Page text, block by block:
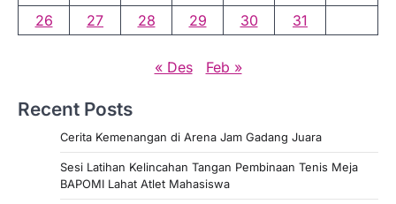
26
27 28 29 30 31
« Des Feb »
Recent Posts
Cerita Kemenangan di Arena Jam Gadang Juara
Sesi Latihan Kelincahan Tangan Pembinaan Tenis Meja
BAPOMI Lahat Atlet Mahasiswa